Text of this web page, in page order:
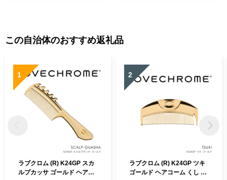
この自治体のおすすめ返礼品
1
ラブクロム (R) K24GP スカ
ルプカッサ ゴールド ヘアコ
2
ラブクロム (R) K24GP ツキ
ゴールド ヘアコーム くし コ